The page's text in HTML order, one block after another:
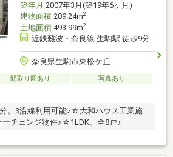
築年月 2007年3月(築19年6ヶ月)
建物面積289.24m2
土地面積493.99m2
近鉄難波・奈良線 生駒駅 徒歩9分
奈良県生駒市東松ケ丘
間取り図あり
写真あり
。3沿線利用可能♪☆大和ハウス工業施
ーチェンジ物件♪☆1LDK、全8戸♪